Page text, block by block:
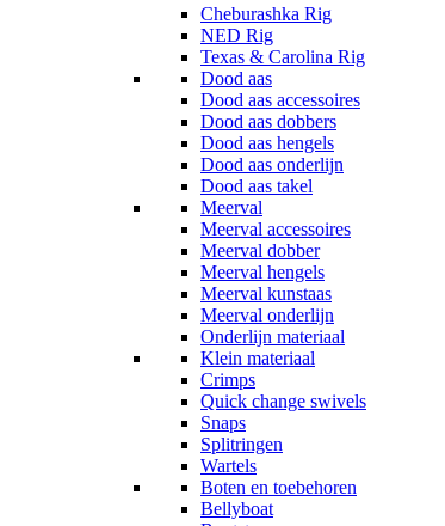
Cheburashka Rig
NED Rig
Texas & Carolina Rig
Dood aas
Dood aas accessoires
Dood aas dobbers
Dood aas hengels
Dood aas onderlijn
Dood aas takel
Meerval
Meerval accessoires
Meerval dobber
Meerval hengels
Meerval kunstaas
Meerval onderlijn
Onderlijn materiaal
Klein materiaal
Crimps
Quick change swivels
Snaps
Splitringen
Wartels
Boten en toebehoren
Bellyboat